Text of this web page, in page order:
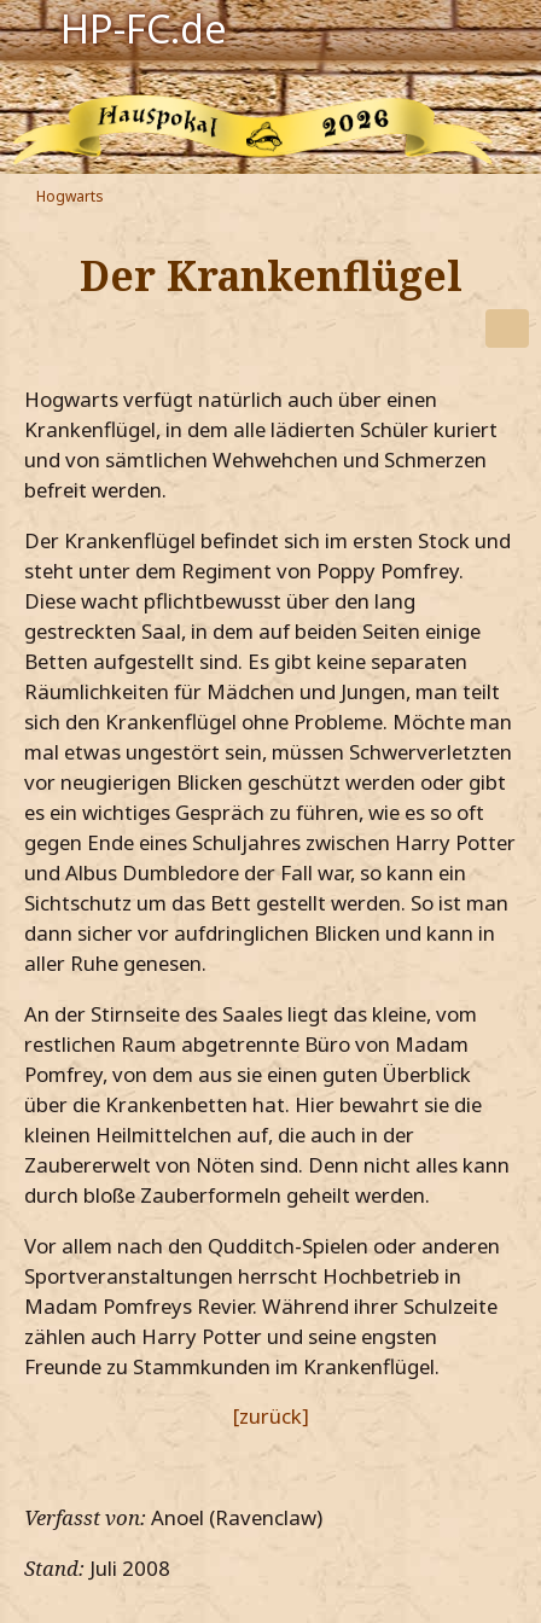
HP-FC.de
Navigation
Harry Potter
Der HP-FC
Hogwarts
Zauberwelt
Jetzt Fanclub-Mitglied werden!
Hogwarts
Der Krankenflügel
Hogwarts verfügt natürlich auch über einen
Krankenflügel, in dem alle lädierten Schüler kuriert
und von sämtlichen Wehwehchen und Schmerzen
befreit werden.
Der Krankenflügel befindet sich im ersten Stock und
steht unter dem Regiment von Poppy Pomfrey.
Diese wacht pflichtbewusst über den lang
gestreckten Saal, in dem auf beiden Seiten einige
Betten aufgestellt sind. Es gibt keine separaten
Räumlichkeiten für Mädchen und Jungen, man teilt
sich den Krankenflügel ohne Probleme. Möchte man
mal etwas ungestört sein, müssen Schwerverletzten
vor neugierigen Blicken geschützt werden oder gibt
es ein wichtiges Gespräch zu führen, wie es so oft
gegen Ende eines Schuljahres zwischen Harry Potter
und Albus Dumbledore der Fall war, so kann ein
Sichtschutz um das Bett gestellt werden. So ist man
dann sicher vor aufdringlichen Blicken und kann in
aller Ruhe genesen.
An der Stirnseite des Saales liegt das kleine, vom
restlichen Raum abgetrennte Büro von Madam
Pomfrey, von dem aus sie einen guten Überblick
über die Krankenbetten hat. Hier bewahrt sie die
kleinen Heilmittelchen auf, die auch in der
Zaubererwelt von Nöten sind. Denn nicht alles kann
durch bloße Zauberformeln geheilt werden.
Vor allem nach den Qudditch-Spielen oder anderen
Sportveranstaltungen herrscht Hochbetrieb in
Madam Pomfreys Revier. Während ihrer Schulzeite
zählen auch Harry Potter und seine engsten
Freunde zu Stammkunden im Krankenflügel.
[zurück]
Verfasst von: Anoel (Ravenclaw)
Stand: Juli 2008